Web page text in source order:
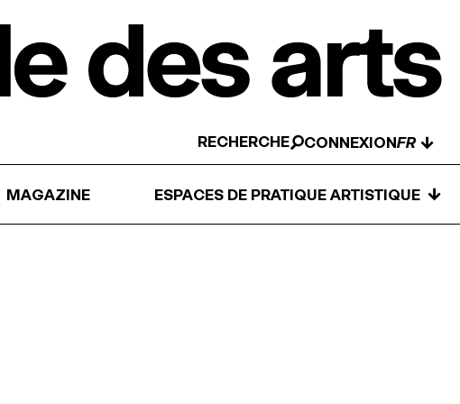
RECHERCHE CONNEXION ↓
MAGAZINE ESPACES DE PRATIQUE ARTISTIQUE ↓